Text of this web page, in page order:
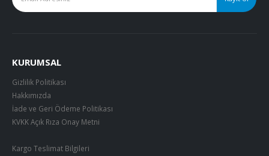
KURUMSAL
Gizlilik Politikası
Hakkımızda
İade ve Geri Ödeme Politikası
KVKK Açık Rıza Onay Metni
Kargo Teslimat Bilgileri